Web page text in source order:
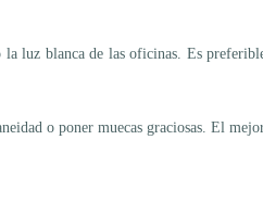
luz blanca de las oficinas. Es
o poner muecas graciosas. El